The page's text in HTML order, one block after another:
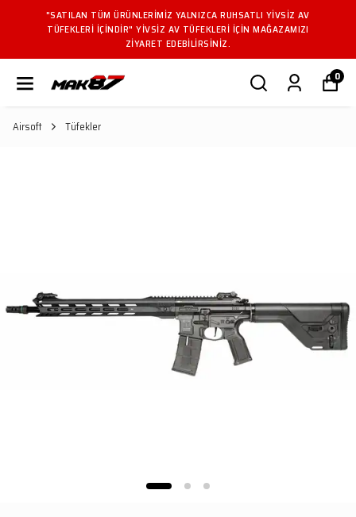
"SATILAN TÜM ÜRÜNLERIMIZ YALNIZCA RUHSATLI YIVSIZ AV
TÜFEKLERI IÇINDIR" YIVSIZ AV TÜFEKLERI IÇIN MAĞAZAMIZI
ZIYARET EDEBILIRSINIZ.
0
Airsoft Tüfekler